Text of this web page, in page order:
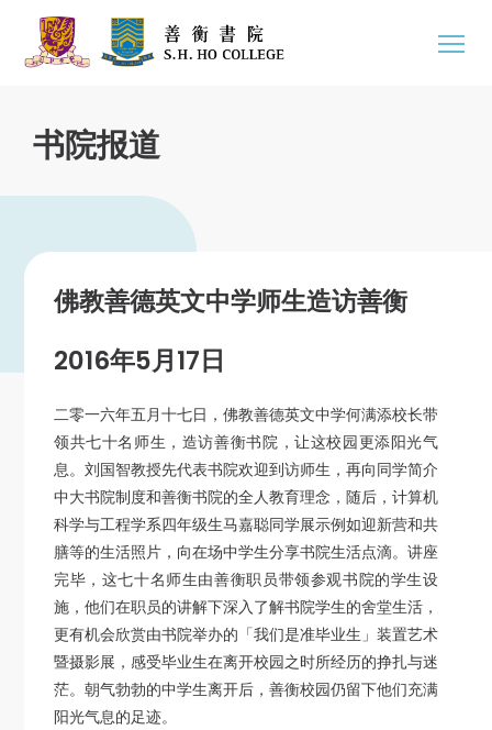
书院报道
佛教善德英文中学师生造访善衡
2016年5月17日
二零一六年五月十七日，佛教善德英文中学何满添校长带
领共七十名师生，造访善衡书院，让这校园更添阳光气
息。刘国智教授先代表书院欢迎到访师生，再向同学简介
中大书院制度和善衡书院的全人教育理念，随后，计算机
科学与工程学系四年级生马嘉聪同学展示例如迎新营和共
膳等的生活照片，向在场中学生分享书院生活点滴。讲座
完毕，这七十名师生由善衡职员带领参观书院的学生设
施，他们在职员的讲解下深入了解书院学生的舍堂生活，
更有机会欣赏由书院举办的「我们是准毕业生」装置艺术
暨摄影展，感受毕业生在离开校园之时所经历的挣扎与迷
茫。朝气勃勃的中学生离开后，善衡校园仍留下他们充满
阳光气息的足迹。